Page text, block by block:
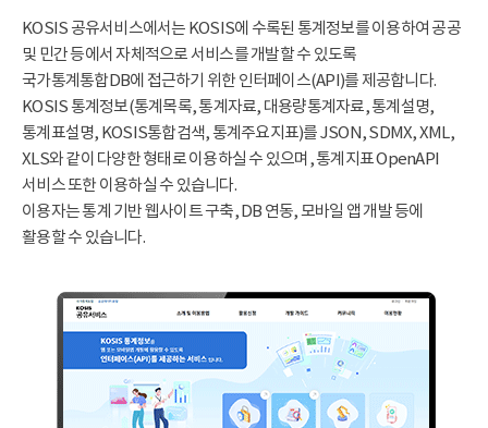
KOSIS 공유서비스에서는 KOSIS에 수록된 통계정보를 이용하여 공공
및 민간 등에서 자체적으로 서비스를 개발할 수 있도록
국가통계통합DB에 접근하기 위한 인터페이스(API)를 제공합니다.
KOSIS 통계정보(통계목록, 통계자료, 대용량통계자료, 통계설명,
통계표설명, KOSIS통합검색, 통계주요지표)를 JSON, SDMX, XML,
XLS와 같이 다양한 형태로 이용하실 수 있으며, 통계지표 OpenAPI
서비스 또한 이용하실 수 있습니다.
이용자는 통계 기반 웹사이트 구축, DB 연동, 모바일 앱 개발 등에
활용할 수 있습니다.